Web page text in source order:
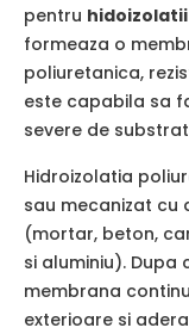
pentru hidoizolatii
formeaza o
poliuretanica,
este capabila sa
severe de
Hidroizolatia
sau mecanizat
(mortar, beton,
si aluminiu). Dupa
membrana
exterioare si